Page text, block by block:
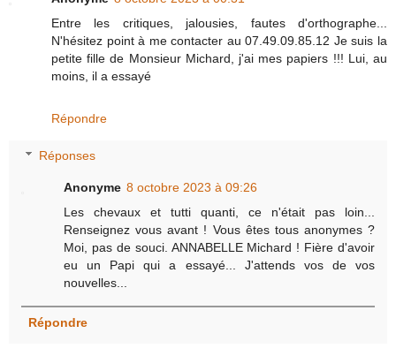
Entre les critiques, jalousies, fautes d'orthographe...
N'hésitez point à me contacter au 07.49.09.85.12 Je suis la
petite fille de Monsieur Michard, j'ai mes papiers !!! Lui, au
moins, il a essayé
Répondre
Réponses
Anonyme 8 octobre 2023 à 09:26
Les chevaux et tutti quanti, ce n'était pas loin...
Renseignez vous avant ! Vous êtes tous anonymes ?
Moi, pas de souci. ANNABELLE Michard ! Fière d'avoir
eu un Papi qui a essayé... J'attends vos de vos
nouvelles...
Répondre